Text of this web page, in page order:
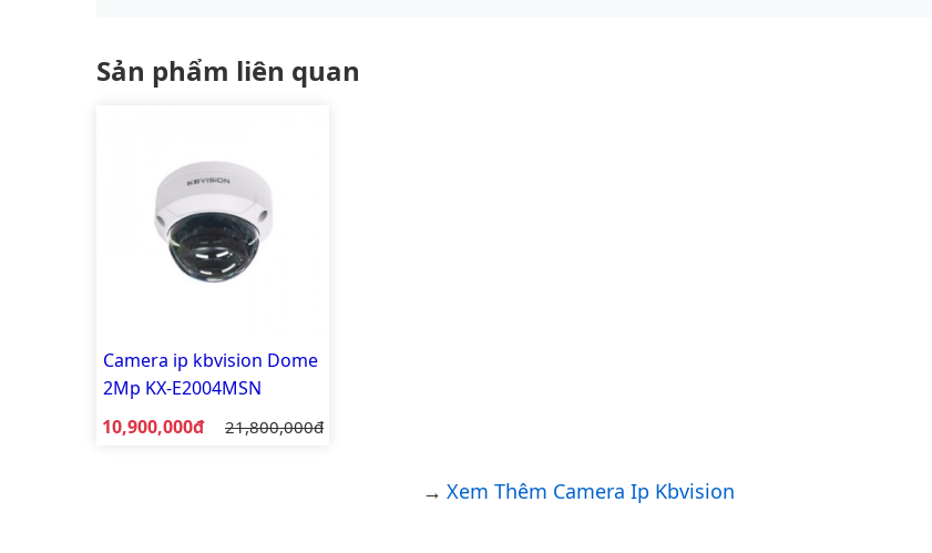
Sản phẩm liên quan
Camera ip kbvision Dome
2Mp KX-E2004MSN
Giá bán:
10,900,000đ Giá gốc:
21,800,000đ
Xem Thêm Camera Ip Kbvision